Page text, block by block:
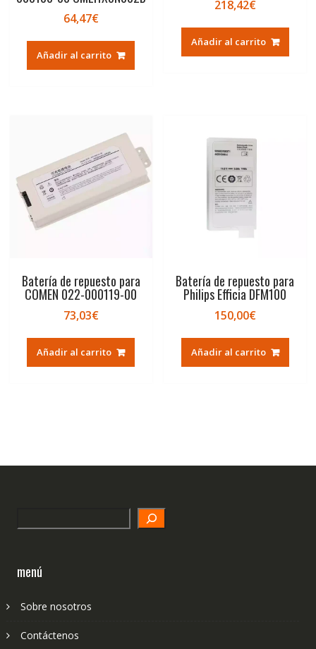
64,47€
Añadir al carrito
218,42€
Añadir al carrito
Batería de repuesto para
COMEN 022-000119-00
73,03€
Añadir al carrito
Batería de repuesto para
Philips Efficia DFM100
150,00€
Añadir al carrito
menú
Sobre nosotros
Contáctenos